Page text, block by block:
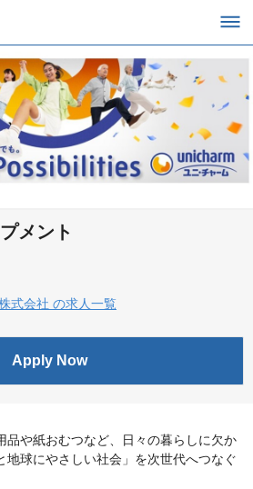
メント
式会社 の求人一覧
Apply Now
品や紙おむつなど、日々の暮らしに欠か
地球にやさしい社会」を次世代へつなぐ